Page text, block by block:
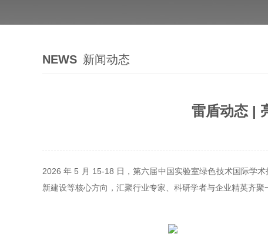
NEWS 新闻动态
雷盾动态 |
2026 年 5 月 15-18 日，第六届中国实验室绿色技术国际学
新建设等核心方向，汇聚行业专家、科研学者与企业精英齐聚